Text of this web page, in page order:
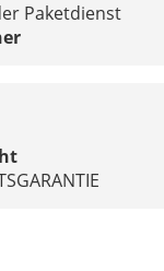
Paketdienst